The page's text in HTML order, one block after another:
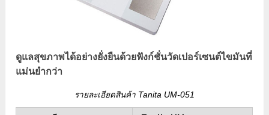
ดูแลสุขภาพได้อย่างยั่งยืนด้วยฟังก์ชั่นวัดเปอร์เซนต์ไขมันที่
แม่นยำกว่า
รายละเอียดสินค้า Tanita UM-051